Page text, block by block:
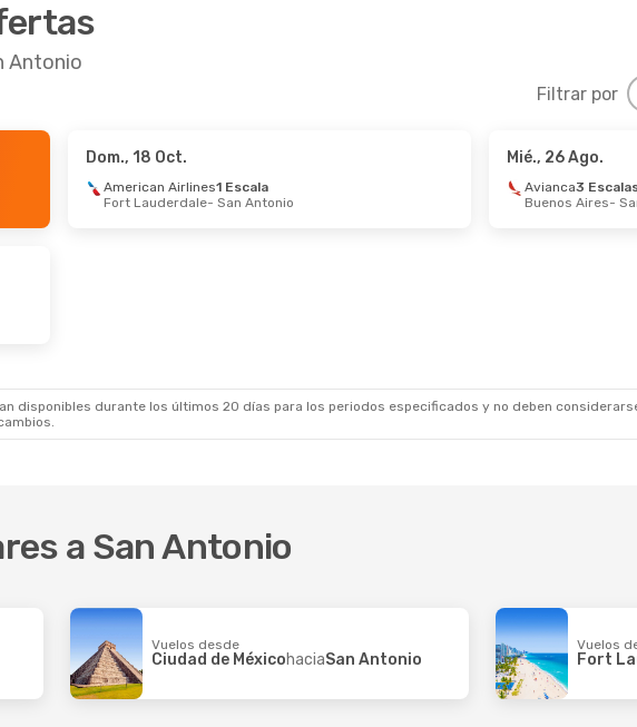
Antonio
Filtrar por
De México
Directo
- Buenos Aires
Dom., 18 Oct.
American Airlines1 Escala
Fort Lauderdale- San Antonio
Mié., 26 Ago.
Avianca3
Buenos Aires-
disponibles durante los últimos 20 días para los periodos especificados y no deben
a San Antonio
Vuelos desde
Ciudad de MéxicohaciaSan Antonio
Vuelos
Fort